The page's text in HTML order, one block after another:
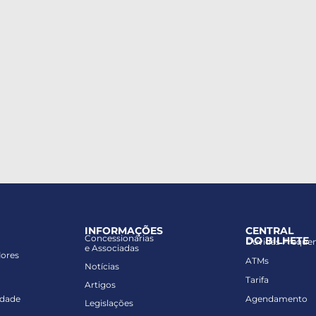
INFORMAÇÕES
Concessionárias
e Associadas
Notícias
Artigos
Legislações
CENTRAL
DO BILHETE
Dúvidas
ATMs
Tarifa
Agendamento